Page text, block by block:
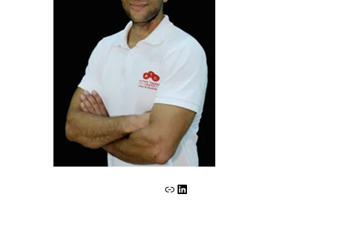
Lien LinkedIn